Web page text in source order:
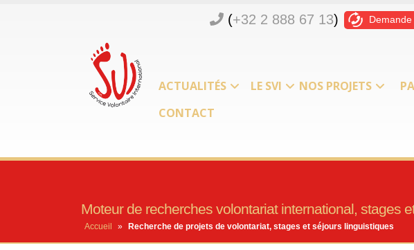
(+32 2 888 67 13)
ACTUALITÉS LE SVI NOS PROJETS
CONTACT
Moteur de recherches volontariat international, stages
Accueil » Recherche de projets de volontariat, stages et séjours linguistiques